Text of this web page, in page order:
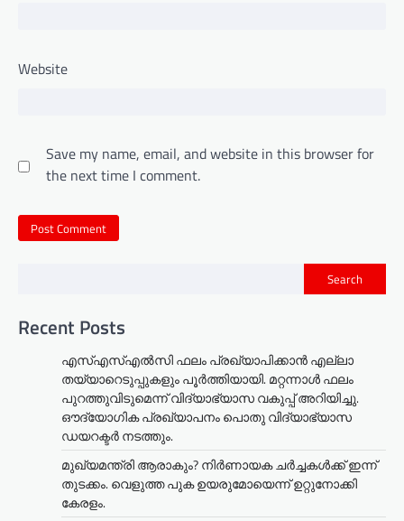
Website
Save my name, email, and website in this browser for
the next time I comment.
Search
Recent Posts
എസ്എസ്എൽസി ഫലം പ്രഖ്യാപിക്കാൻ എല്ലാ
തയ്യാറെടുപ്പുകളും പൂർത്തിയായി. മറ്റന്നാള്‍ ഫലം
പുറത്തുവിടുമെന്ന് വിദ്യാഭ്യാസ വകുപ്പ് അറിയിച്ചു.
ഔദ്യോഗിക പ്രഖ്യാപനം പൊതു വിദ്യാഭ്യാസ
ഡയറക്ടർ നടത്തും.
മുഖ്യമന്ത്രി ആരാകും? നിർണായക ചർച്ചകൾക്ക് ഇന്ന്
തുടക്കം. വെളുത്ത പുക ഉയരുമോയെന്ന് ഉറ്റുനോക്കി
കേരളം.